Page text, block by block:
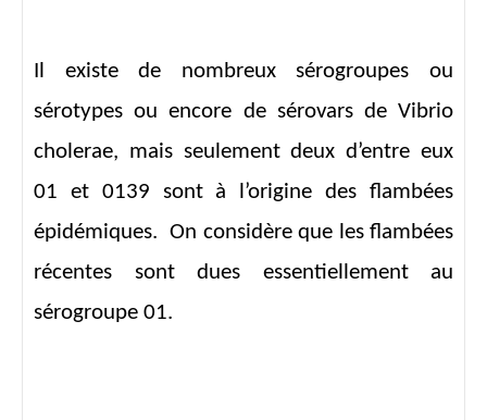
Il existe de nombreux sérogroupes ou
sérotypes ou encore de sérovars de Vibrio
cholerae, mais seulement deux d’entre eux
01 et 0139 sont à l’origine des flambées
épidémiques. On considère que les flambées
récentes sont dues essentiellement au
sérogroupe 01.